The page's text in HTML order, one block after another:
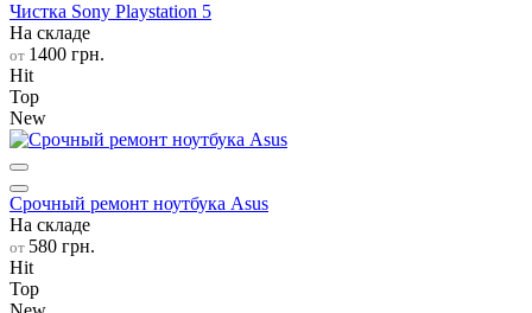
Чистка Sony Playstation 5
На складе
от 1400 грн.
Hit
Top
New
Срочный ремонт ноутбука Asus
На складе
от 580 грн.
Hit
Top